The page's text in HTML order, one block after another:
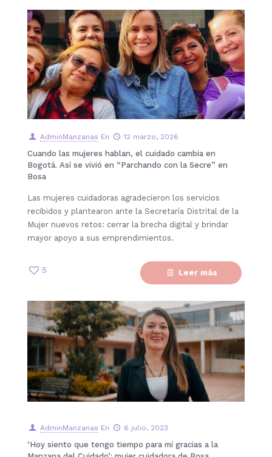
AdminManzanas En 12 marzo, 2026
Cuando las mujeres hablan, el cuidado cambia en
Bogotá. Así se vivió en “Parchando con la Secre” en
Bosa
Las mujeres cuidadoras agradecieron los servicios
recibidos y plantearon ante la Secretaría Distrital de la
Mujer nuevos retos: cerrar la brecha digital y brindar
mayor apoyo a sus emprendimientos.
5 Leer más
AdminManzanas En 6 julio, 2023
‘Hoy siento que tengo tiempo para mí gracias a la